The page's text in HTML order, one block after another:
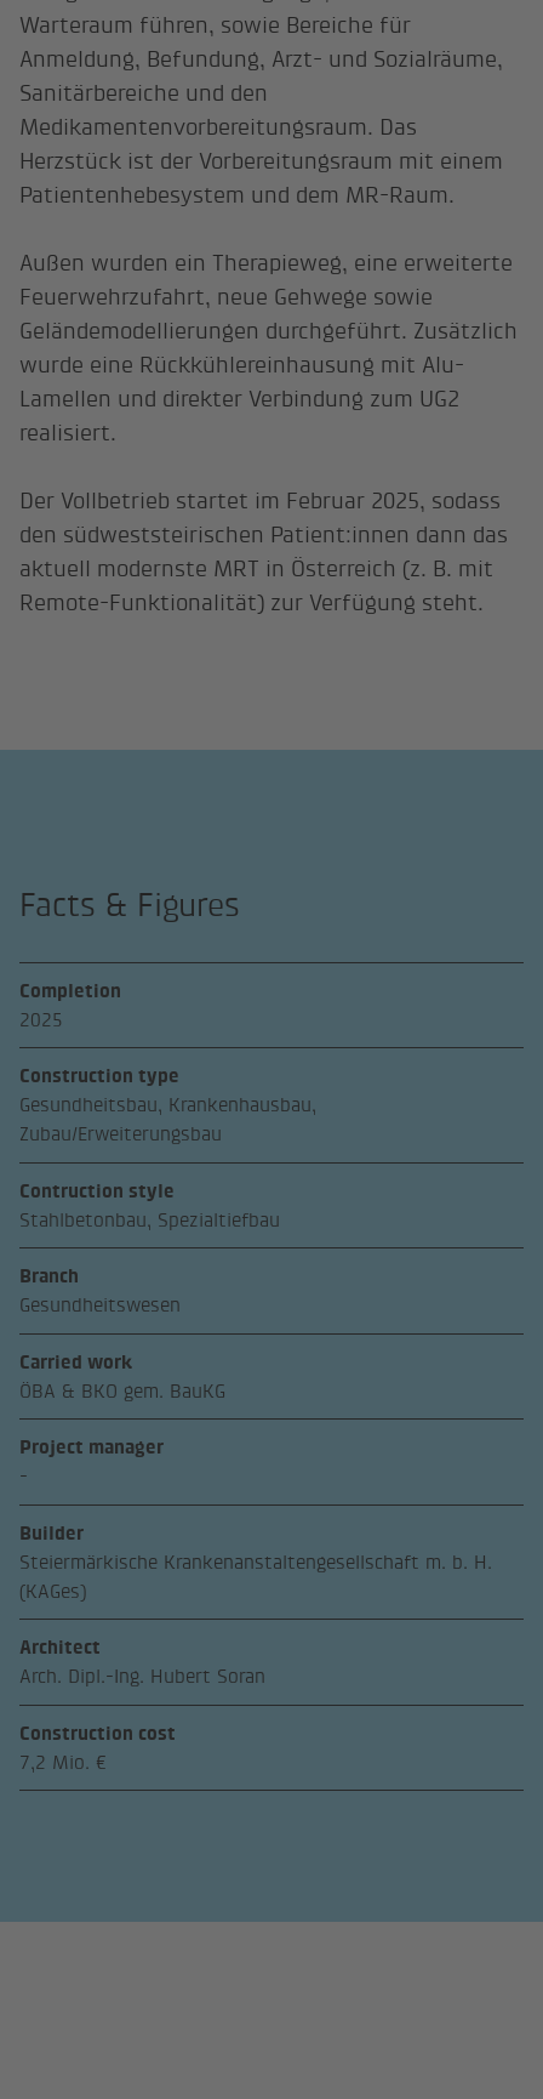
Warteraum führen, sowie Bereiche für
Anmeldung, Befundung, Arzt- und Sozialräume,
Sanitärbereiche und den
Medikamentenvorbereitungsraum. Das
Herzstück ist der Vorbereitungsraum mit einem
Patientenhebesystem und dem MR-Raum.
Außen wurden ein Therapieweg, eine erweiterte
Feuerwehrzufahrt, neue Gehwege sowie
Geländemodellierungen durchgeführt. Zusätzlich
wurde eine Rückkühlereinhausung mit Alu-
Lamellen und direkter Verbindung zum UG2
realisiert.
Der Vollbetrieb startet im Februar 2025, sodass
den südweststeirischen Patient:innen dann das
aktuell modernste MRT in Österreich (z. B. mit
Remote-Funktionalität) zur Verfügung steht.
Facts & Figures
Completion
2025
Construction type
Gesundheitsbau, Krankenhausbau,
Zubau/Erweiterungsbau
Contruction style
Stahlbetonbau, Spezialtiefbau
Branch
Gesundheitswesen
Carried work
ÖBA & BKO gem. BauKG
Project manager
-
Builder
Steiermärkische Krankenanstaltengesellschaft m. b. H.
(KAGes)
Architect
Arch. Dipl.-Ing. Hubert Soran
Construction cost
7,2 Mio. €